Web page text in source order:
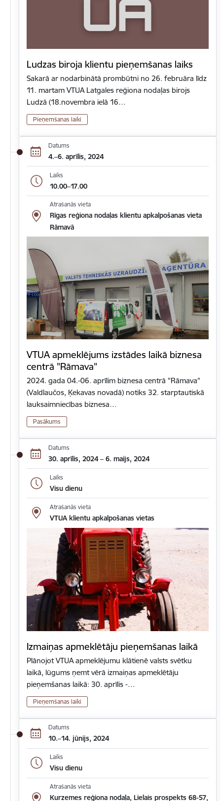
Ludzas biroja klientu pieņemšanas laiks
Sakarā ar nodarbinātā prombūtni no 26. februāra līdz
11. martam VTUA Latgales reģiona nodaļas birojs
Ludzā (18.novembra ielā 16…
Pieņemšanas laiki
Datums
4.–6. aprīlis, 2024
Laiks
10.00–17.00
Atrašanās vieta
Rīgas reģiona nodaļas klientu apkalpošanas vieta
Rāmavā
VTUA apmeklējums izstādes laikā biznesa
centrā "Rāmava"
2024. gada 04.-06. aprīlim biznesa centrā "Rāmava"
(Valdlaučos, Ķekavas novadā) notiks 32. starptautiskā
lauksaimniecības biznesa…
Pasākums
Datums
30. aprīlis, 2024 – 6. maijs, 2024
Laiks
Visu dienu
Atrašanās vieta
VTUA klientu apkalpošanas vietas
Izmaiņas apmeklētāju pieņemšanas laikā
Plānojot VTUA apmeklējumu klātienē valsts svētku
laikā, lūgums ņemt vērā izmaiņas apmeklētāju
pieņemšanas laikā: 30. aprīlis -…
Pieņemšanas laiki
Datums
10.–14. jūnijs, 2024
Laiks
Visu dienu
Atrašanās vieta
Kurzemes reģiona nodaļa, Lielais prospekts 68-57,